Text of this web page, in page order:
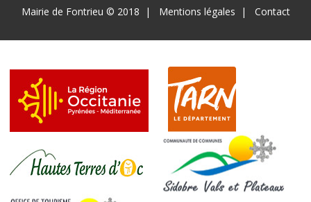
page
Mairie de Fontrieu © 2018 Mentions légales Contact